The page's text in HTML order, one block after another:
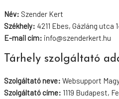
Név: Szender Kert
Székhely: 4211 Ebes, Gázláng utca
E-mail cím: info@szenderkert.hu
Tárhely szolgáltató
Szolgáltató neve: Websupport
Szolgáltató címe: 1119 Budapest,